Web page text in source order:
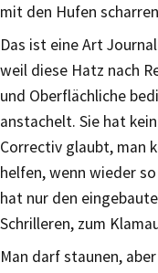
mit den Hufen
Das ist eine Art
weil diese Hatz nach
und Oberflächliche
anstachelt. Sie hat
Correctiv glaubt, man
helfen, wenn wieder
hat nur den
Schrilleren, zum
Man darf staunen,